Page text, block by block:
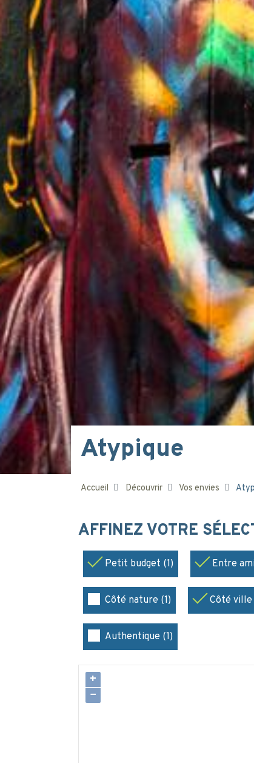
Atypique
Accueil Découvrir Vos envies
AFFINEZ VOTRE
Petit budget (1) Entre
Côté nature (1) Côté ville
Authentique (1)
+
−